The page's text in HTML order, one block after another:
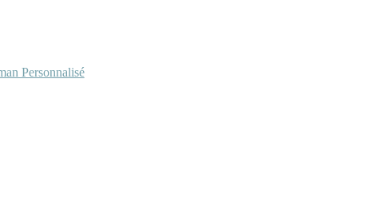
Personnalisé